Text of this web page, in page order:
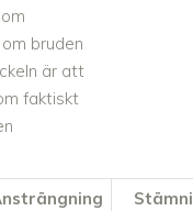
bruden
är att
faktiskt